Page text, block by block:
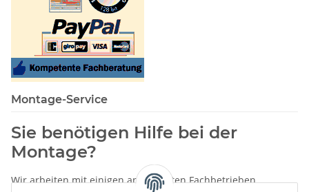
Montage-Service
Sie benötigen Hilfe bei der
Montage?
Wir arbeiten mit einigen anerkannten Fachbetrieben